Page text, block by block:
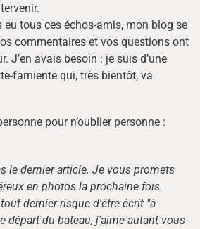
tous ces échos-amis, mon blog se
commentaires et vos questions ont
J’en avais besoin : je suis d’une
farniente qui, très bientôt, va
pour n’oublier personne :
le dernier article. Je vous promets
en photos la prochaine fois.
dernier risque d'être écrit "à
départ du bateau, j'aime autant vous